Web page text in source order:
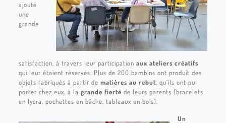
ajouté
une
grande
satisfaction, à travers leur participation aux ateliers créatifs
qui leur étaient réservés. Plus de 200 bambins ont produit des
objets fabriqués à partir de matières au rebut, qu’ils ont pu
porter chez eux, à la grande fierté de leurs parents (bracelets
en lycra, pochettes en bâche, tableaux en bois).
Un